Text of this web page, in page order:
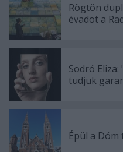
Rögtön
évadot a
Sodró
tudjuk
Épül a